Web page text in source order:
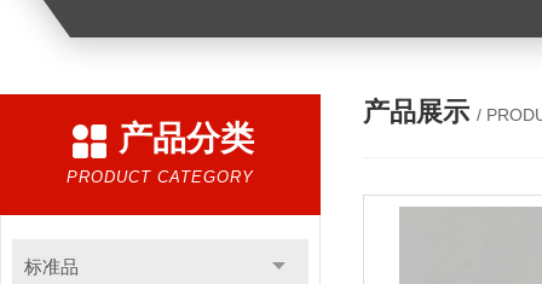
产品分类
PRODUCT CATEGORY
标准品
产品展示 /